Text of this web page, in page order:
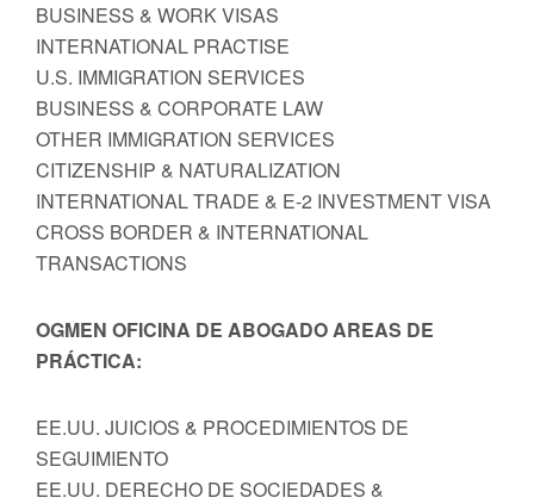
BUSINESS & WORK VISAS
INTERNATIONAL PRACTISE
U.S. IMMIGRATION SERVICES
BUSINESS & CORPORATE LAW
OTHER IMMIGRATION SERVICES
CITIZENSHIP & NATURALIZATION
INTERNATIONAL TRADE & E-2 INVESTMENT VISA
CROSS BORDER & INTERNATIONAL
TRANSACTIONS
OGMEN OFICINA DE ABOGADO AREAS DE
PRÁCTICA:
EE.UU. JUICIOS & PROCEDIMIENTOS DE
SEGUIMIENTO
EE.UU. DERECHO DE SOCIEDADES &